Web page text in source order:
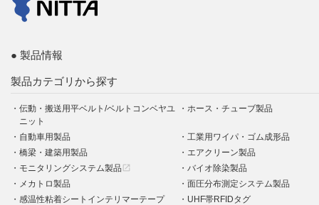
製品情報
製品カテゴリから探す
伝動・搬送用平ベルト/ベルトコンベヤユ
ニット
ホース・チューブ製品
自動車用製品
工業用ワイパ・ゴム成形品
橋梁・建築用製品
エアクリーン製品
モニタリングシステム製品 open_in_new
バイオ除染製品
メカトロ製品
面圧分布測定システム製品
感温性粘着シートインテリマーテープ
UHF帯RFIDタグ